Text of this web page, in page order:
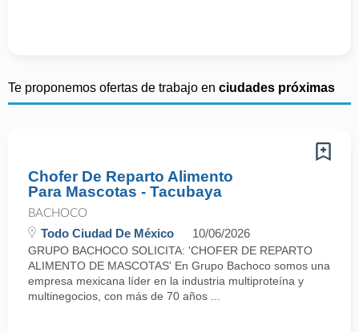
Te proponemos ofertas de trabajo en ciudades próximas
Chofer De Reparto Alimento
Para Mascotas - Tacubaya
BACHOCO
Todo Ciudad De México 10/06/2026
GRUPO BACHOCO SOLICITA: 'CHOFER DE REPARTO
ALIMENTO DE MASCOTAS' En Grupo Bachoco somos una
empresa mexicana líder en la industria multiproteína y
multinegocios, con más de 70 años ...